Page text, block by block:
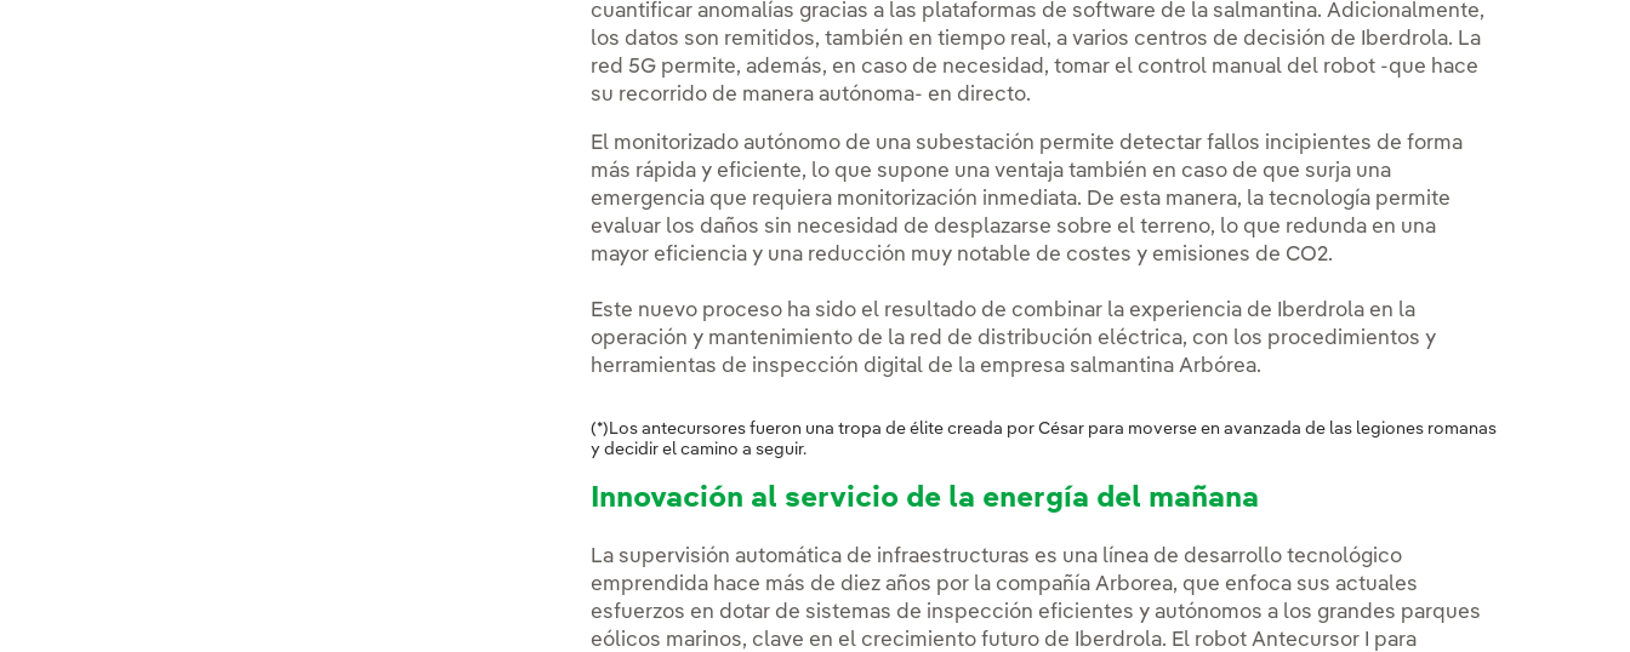
cuantificar anomalías gracias a las plataformas de software de la salmantina. Adicionalmente,
los datos son remitidos, también en tiempo real, a varios centros de decisión de Iberdrola. La
red 5G permite, además, en caso de necesidad, tomar el control manual del robot -que hace
su recorrido de manera autónoma- en directo.
El monitorizado autónomo de una subestación permite detectar fallos incipientes de forma
más rápida y eficiente, lo que supone una ventaja también en caso de que surja una
emergencia que requiera monitorización inmediata. De esta manera, la tecnología permite
evaluar los daños sin necesidad de desplazarse sobre el terreno, lo que redunda en una
mayor eficiencia y una reducción muy notable de costes y emisiones de CO2.
Este nuevo proceso ha sido el resultado de combinar la experiencia de Iberdrola en la
operación y mantenimiento de la red de distribución eléctrica, con los procedimientos y
herramientas de inspección digital de la empresa salmantina Arbórea.
(*)Los antecursores fueron una tropa de élite creada por César para moverse en avanzada de las legiones romanas
y decidir el camino a seguir.
Innovación al servicio de la energía del mañana
La supervisión automática de infraestructuras es una línea de desarrollo tecnológico
emprendida hace más de diez años por la compañía Arborea, que enfoca sus actuales
esfuerzos en dotar de sistemas de inspección eficientes y autónomos a los grandes parques
eólicos marinos, clave en el crecimiento futuro de Iberdrola. El robot Antecursor I para